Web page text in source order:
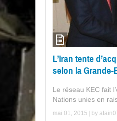
L’Iran tente
selon la Grande-
Le réseau KEC fait
Nations unies en
mai 01, 2015 | by